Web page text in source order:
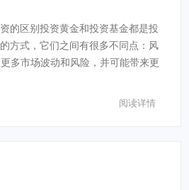
的区别投资黄金和投资基金都是投
方式，它们之间有很多不同点：风
多市场波动和风险，并可能带来更
阅读详情